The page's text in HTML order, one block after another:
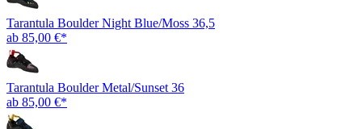
Tarantula Boulder Night Blue/Moss 36,5
ab 85,00 €*
Tarantula Boulder Metal/Sunset 36
ab 85,00 €*